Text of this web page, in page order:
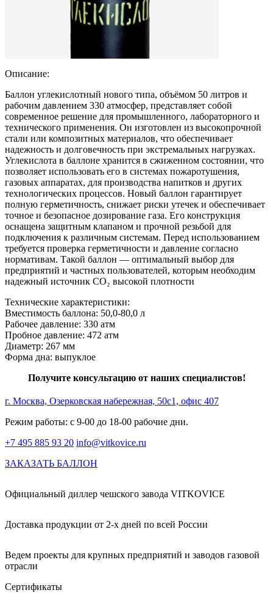
Описание:
Баллон углекислотный нового типа, объёмом 50 литров и
рабочим давлением 330 атмосфер, представляет собой
современное решение для промышленного, лабораторного и
технического применения. Он изготовлен из высокопрочной
стали или композитных материалов, что обеспечивает
надежность и долговечность при экстремальных нагрузках.
Углекислота в баллоне хранится в сжиженном состоянии, что
позволяет использовать его в системах пожаротушения,
газовых аппаратах, для производства напитков и других
технологических процессов. Новый баллон гарантирует
полную герметичность, снижает риски утечек и обеспечивает
точное и безопасное дозирование газа. Его конструкция
оснащена защитным клапаном и прочной резьбой для
подключения к различным системам. Перед использованием
требуется проверка герметичности и давление согласно
нормативам. Такой баллон — оптимальный выбор для
предприятий и частных пользователей, которым необходим
надежный источник CO₂ высокой плотности
Технические характеристики:
Вместимость баллона: 50,0-80,0 л
Рабочее давление: 330 атм
Пробное давление: 472 атм
Диаметр: 267 мм
Форма дна: выпуклое
Получите консультацию от наших специалистов!
г. Москва, Озерковская набережная, 50с1, офис 407
Режим работы: с 9-00 до 18-00 рабочие дни.
+7 495 885 93 20 info@vitkovice.ru
ЗАКАЗАТЬ БАЛЛОН
Официальный диллер чешского завода VITKOVICE
Доставка продукции от 2-х дней по всей России
Ведем проекты для крупных предприятий и заводов газовой
отрасли
Сертификаты